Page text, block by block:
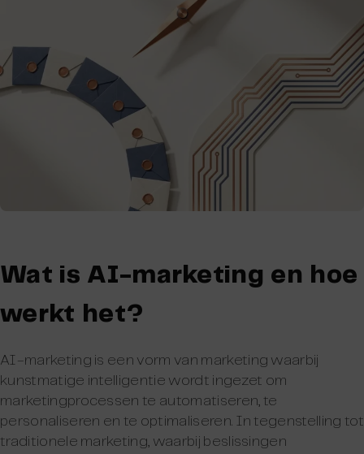
Wat is AI-marketing en hoe
werkt het?
AI-marketing is een vorm van marketing waarbij
kunstmatige intelligentie wordt ingezet om
marketingprocessen te automatiseren, te
personaliseren en te optimaliseren. In tegenstelling tot
traditionele marketing, waarbij beslissingen